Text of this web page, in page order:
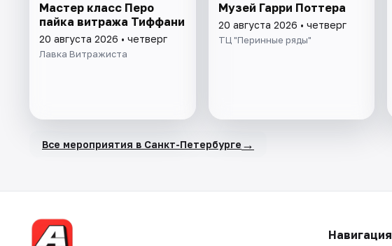
Мастер класс Перо
пайка витража Тиффани
20 августа 2026 • четверг
Лавка Витражиста
Музей Гарри Поттера
20 августа 2026 • четверг
ТЦ "Перинные ряды"
Все мероприятия в Санкт-Петербурге →
Навигация